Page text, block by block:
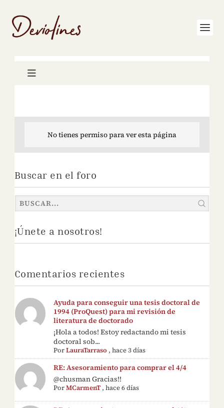
No tienes permiso para ver esta página
Buscar en el foro
¡Únete a nosotros!
Comentarios recientes
Ayuda para conseguir una tesis doctoral de
1994 (ProQuest) para mi revisión de
literatura de doctorado
¡Hola a todos! Estoy redactando mi tesis
doctoral sob...
PorLauraTarraso ,hace 3 días
RE: Asesoramiento para comprar el 4/4
@chusman Gracias!!
PorMCarmenT,hace 6 días